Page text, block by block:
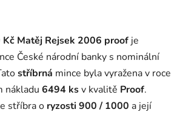
Matěj Rejsek 2006 proof je
České národní banky s nominální
stříbrná mince byla vyražena v roce
nákladu 6494 ksv kvalitě Proof.
stříbra o ryzosti 900 / 1000 a její